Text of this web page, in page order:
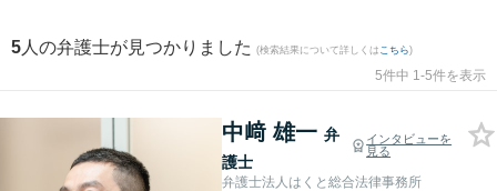
5 人の弁護士が見つかりました (検索結果について詳しくは こちら)
5件中 1-5件を表示
中﨑 雄一 弁
護士
インタビューを
見る
弁護士法人はくと総合法律事務所